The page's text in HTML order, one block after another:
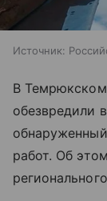
Источник:
В
обезвредили
работ. Об